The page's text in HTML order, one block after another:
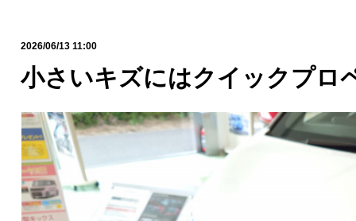
2026/06/13 11:00
小さいキズにはクイックプロ